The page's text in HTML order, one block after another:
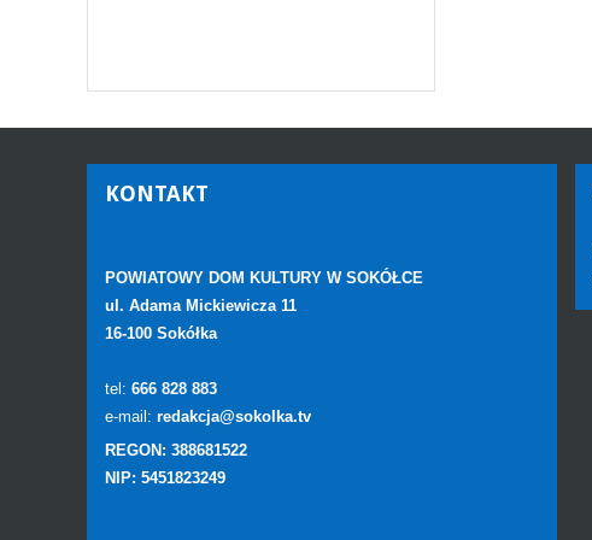
KONTAKT
POWIATOWY DOM KULTURY W SOKÓŁCE
ul. Adama Mickiewicza 11
16-100 Sokółka
tel: 666 828 883
e-mail: redakcja@sokolka.tv
REGON: 388681522
NIP: 5451823249